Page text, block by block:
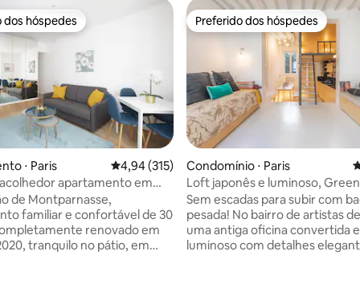
dos hóspedes
dos hóspedes
⋅ Paris 4,94 de uma avaliação média de 5, 315
4,94 (315)
apartamento em
de Montparnasse,
familiar e confortável de 30
renovado em
tranquilo no pátio, em
Preferido dos hóspedes
Preferido dos hóspedes
Condomínio ⋅ Paris
Loft japonês e luminoso,
Paris
Sem escadas para subir com
pesada! No bairro de artistas
uma antiga oficina convertida
luminoso com detalhes